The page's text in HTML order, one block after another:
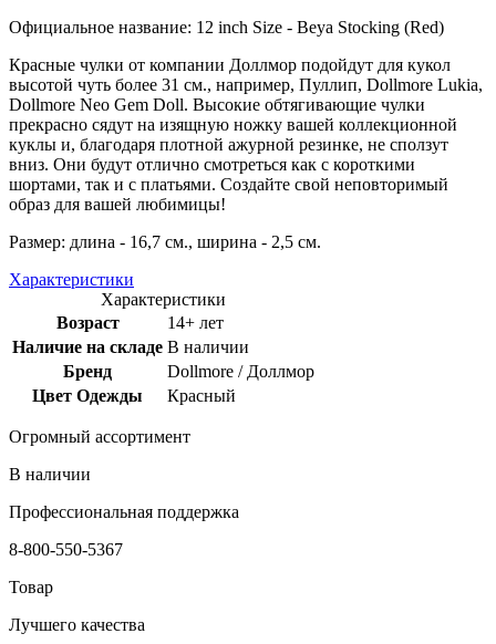
Официальное название: 12 inch Size - Beya Stocking (Red)
Красные чулки от компании Доллмор подойдут для кукол
высотой чуть более 31 см., например, Пуллип, Dollmore Lukia,
Dollmore Neo Gem Doll. Высокие обтягивающие чулки
прекрасно сядут на изящную ножку вашей коллекционной
куклы и, благодаря плотной ажурной резинке, не сползут
вниз. Они будут отлично смотреться как с короткими
шортами, так и с платьями. Создайте свой неповторимый
образ для вашей любимицы!
Размер: длина - 16,7 см., ширина - 2,5 см.
Характеристики
Характеристики
Возраст
14+ лет
Наличие на складе В наличии
Бренд
Dollmore / Доллмор
Цвет Одежды
Красный
Огромный ассортимент
В наличии
Профессиональная поддержка
8-800-550-5367
Товар
Лучшего качества